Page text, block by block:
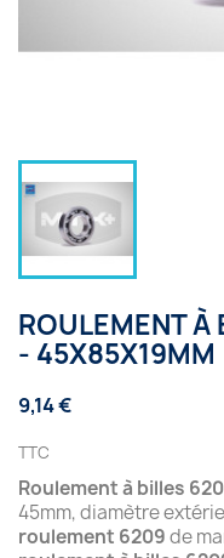
ROULEMENT
- 45X85X19MM
9,14 €
TTC
Roulement à billes
45mm, diamètre
roulement 6209de